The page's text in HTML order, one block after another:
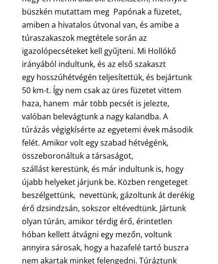
büszkén mutattam meg Papónak a füzetet,
amiben a hivatalos útvonal van, és amibe a
túraszakaszok megtétele során az
igazolópecséteket kell gyűjteni. Mi Hollókő
irányából indultunk, és az első szakaszt
egy hosszúhétvégén teljesítettük, és bejártunk
50 km-t. Így nem csak az üres füzetet vittem
haza, hanem már több pecsét is jelezte,
valóban belevágtunk a nagy kalandba. A
túrázás végigkísérte az egyetemi évek második
felét. Amikor volt egy szabad hétvégénk,
összeboronáltuk a társaságot,
szállást kerestünk, és már indultunk is, hogy
újabb helyeket járjunk be. Közben rengeteget
beszélgettünk, nevettünk, gázoltunk át derékig
érő dzsindzsán, sokszor eltévedtünk. Jártunk
olyan túrán, amikor térdig érő, érintetlen
hóban kellett átvágni egy mezőn, voltunk
annyira sárosak, hogy a hazafelé tartó buszra
nem akartak minket felengedni. Túráztunk